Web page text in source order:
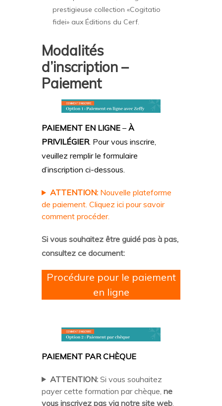
prestigieuse collection «Cogitatio
fidei» aux Éditions du Cerf.
Modalités
d’inscription –
Paiement
PAIEMENT EN LIGNE – À
PRIVILÉGIER. Pour vous inscrire,
veuillez remplir le formulaire
d’inscription ci-dessous.
ATTENTION: Nouvelle plateforme
de paiement. Cliquez ici pour savoir
comment procéder.
Si vous souhaitez être guidé pas à pas,
consultez ce document:
Procédure pour le paiement
en ligne
PAIEMENT PAR CHÈQUE
ATTENTION: Si vous souhaitez
payer cette formation par chèque, ne
vous inscrivez pas via notre site web